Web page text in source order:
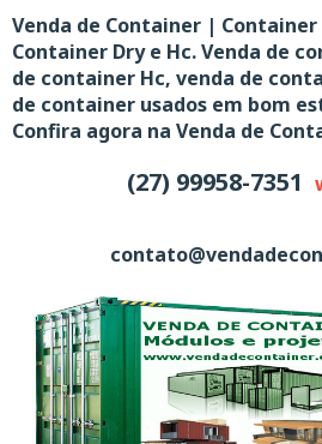
Venda de Container | Container
Container Dry e Hc. Venda de
de container Hc, venda de
de container usados em bom
Confira agora na Venda de
(27) 99958-7351